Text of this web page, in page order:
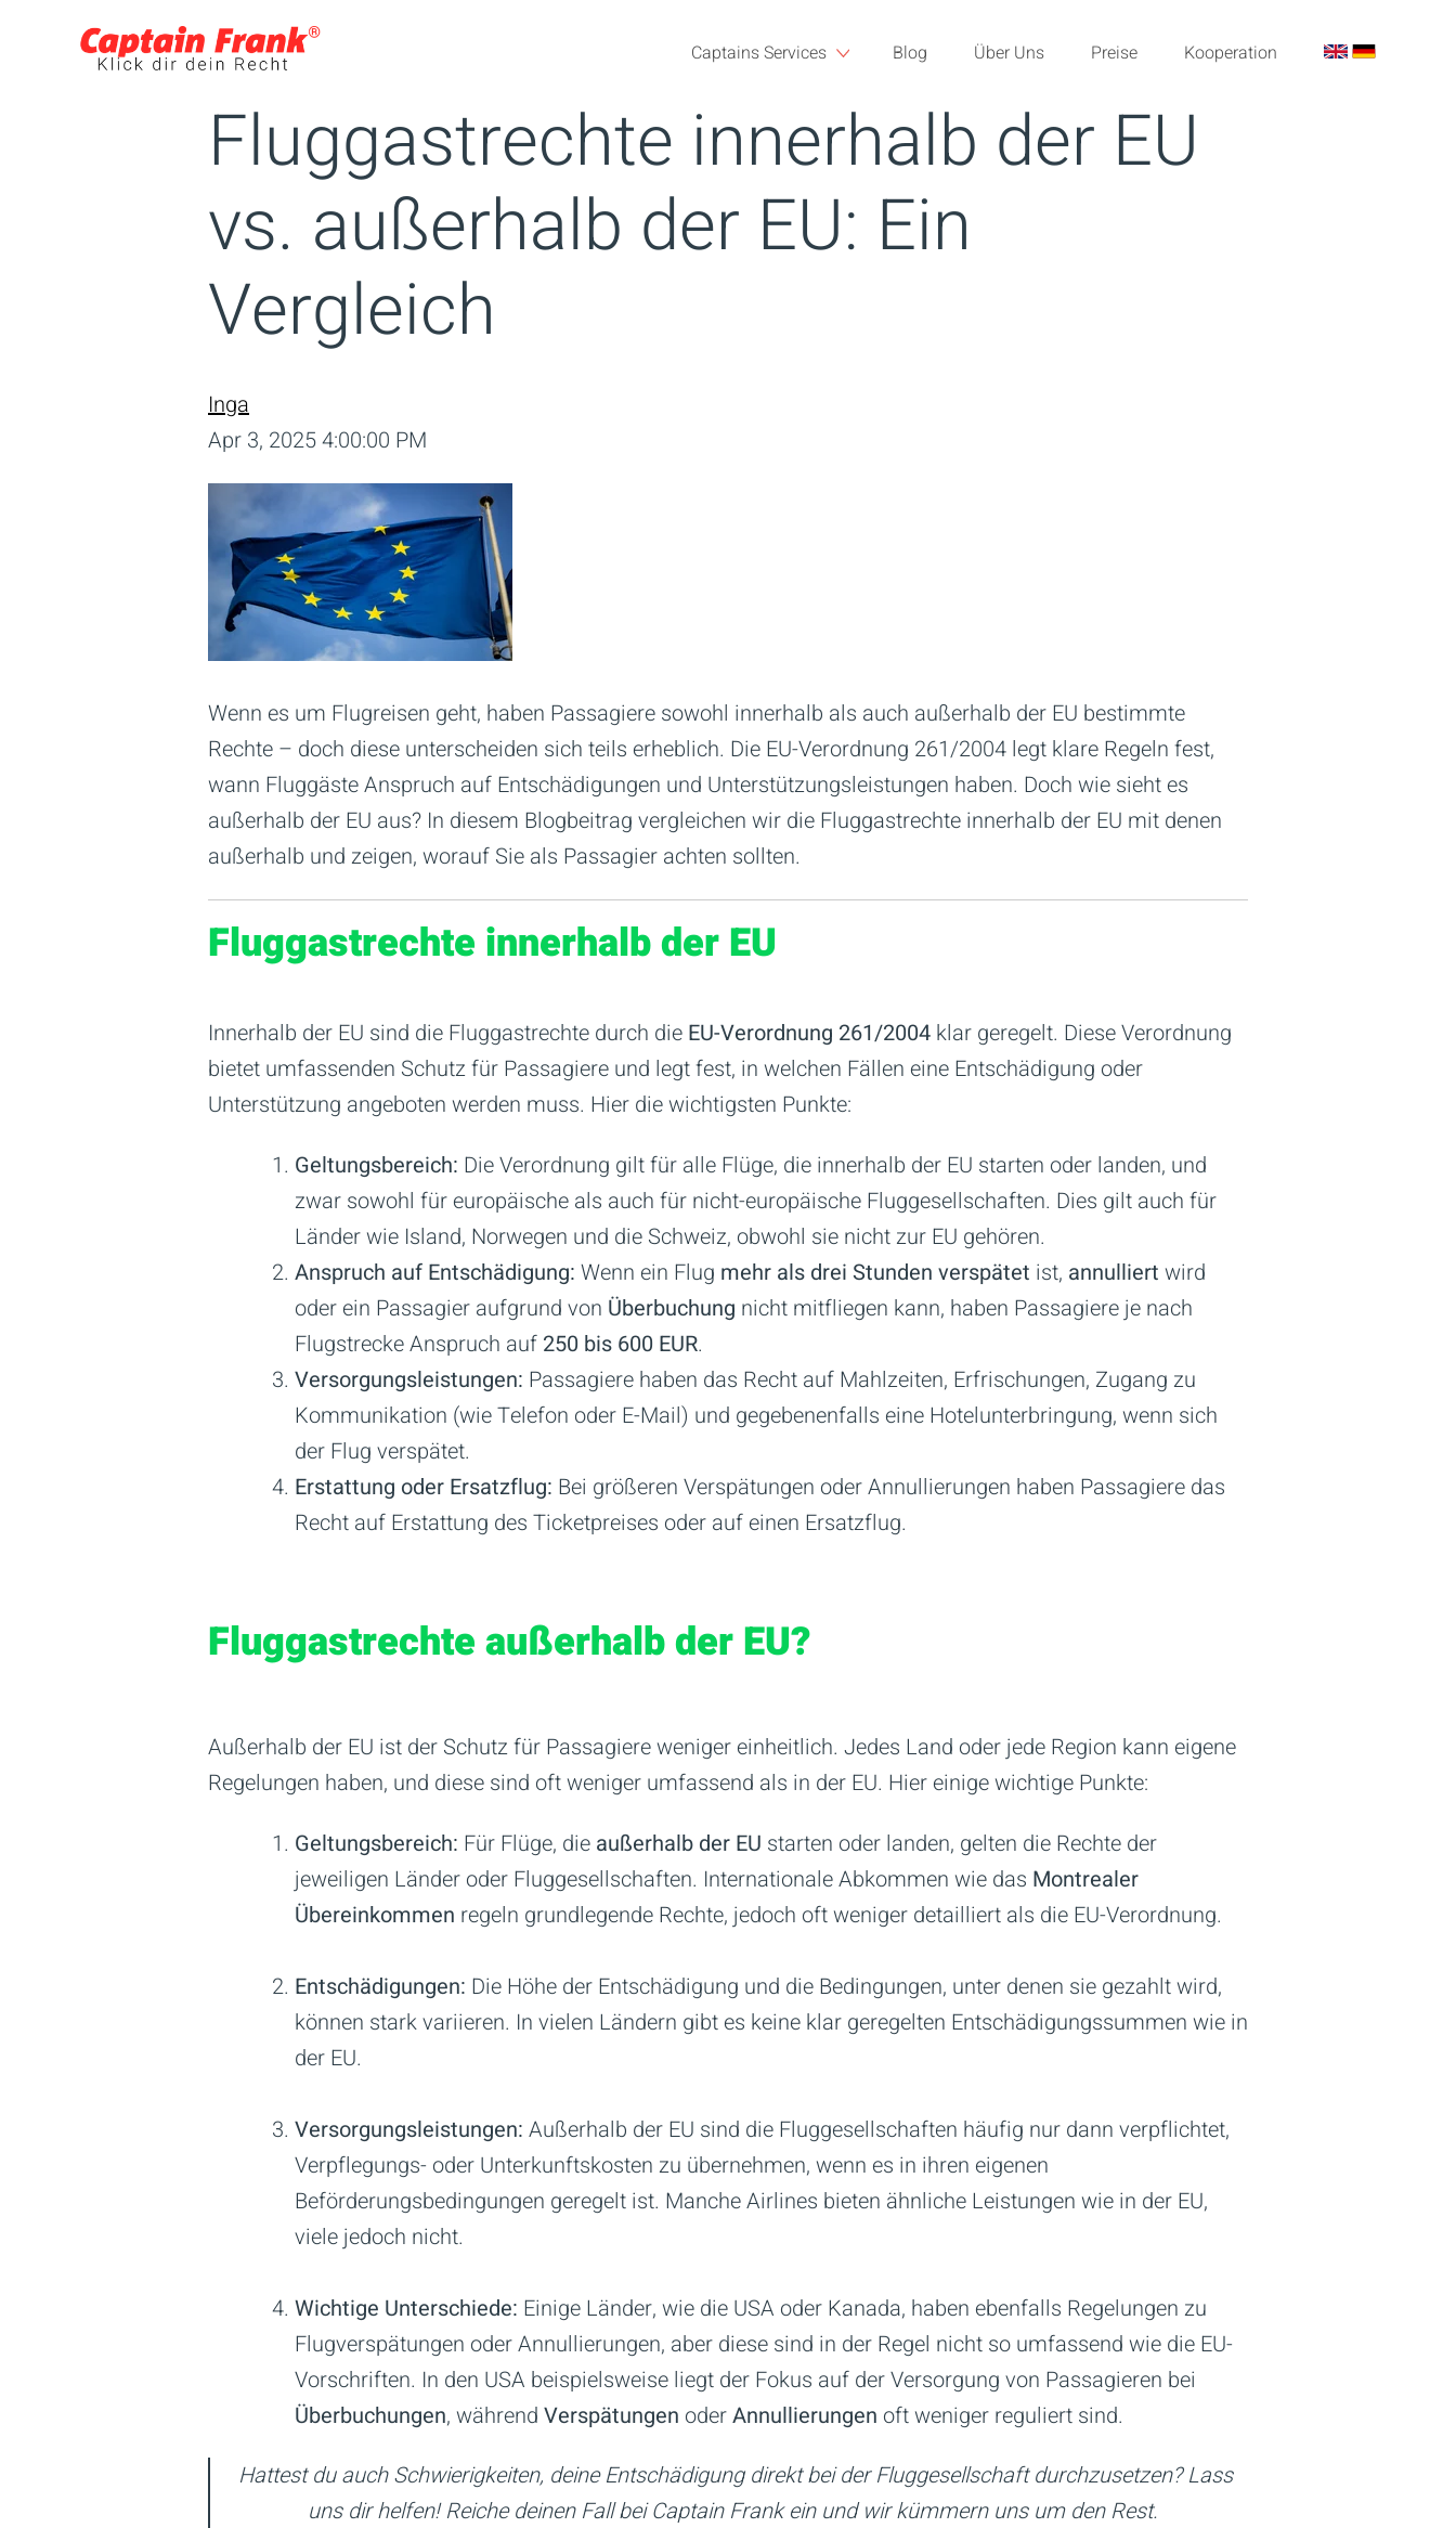
Captains Services Blog Über Uns Preise Kooperation
Fluggastrechte innerhalb der EU
vs. außerhalb der EU: Ein
Vergleich
Inga
Apr 3, 2025 4:00:00 PM
Wenn es um Flugreisen geht, haben Passagiere sowohl innerhalb als auch außerhalb der EU bestimmte
Rechte – doch diese unterscheiden sich teils erheblich. Die EU-Verordnung 261/2004 legt klare Regeln fest,
wann Fluggäste Anspruch auf Entschädigungen und Unterstützungsleistungen haben. Doch wie sieht es
außerhalb der EU aus? In diesem Blogbeitrag vergleichen wir die Fluggastrechte innerhalb der EU mit denen
außerhalb und zeigen, worauf Sie als Passagier achten sollten.
Fluggastrechte innerhalb der EU
Innerhalb der EU sind die Fluggastrechte durch die EU-Verordnung 261/2004 klar geregelt. Diese Verordnung
bietet umfassenden Schutz für Passagiere und legt fest, in welchen Fällen eine Entschädigung oder
Unterstützung angeboten werden muss. Hier die wichtigsten Punkte:
Geltungsbereich: Die Verordnung gilt für alle Flüge, die innerhalb der EU starten oder landen, und
zwar sowohl für europäische als auch für nicht-europäische Fluggesellschaften. Dies gilt auch für
Länder wie Island, Norwegen und die Schweiz, obwohl sie nicht zur EU gehören.
Anspruch auf Entschädigung: Wenn ein Flug mehr als drei Stunden verspätet ist, annulliert wird
oder ein Passagier aufgrund von Überbuchung nicht mitfliegen kann, haben Passagiere je nach
Flugstrecke Anspruch auf 250 bis 600 EUR.
Versorgungsleistungen: Passagiere haben das Recht auf Mahlzeiten, Erfrischungen, Zugang zu
Kommunikation (wie Telefon oder E-Mail) und gegebenenfalls eine Hotelunterbringung, wenn sich
der Flug verspätet.
Erstattung oder Ersatzflug: Bei größeren Verspätungen oder Annullierungen haben Passagiere das
Recht auf Erstattung des Ticketpreises oder auf einen Ersatzflug.
Fluggastrechte außerhalb der EU?
Außerhalb der EU ist der Schutz für Passagiere weniger einheitlich. Jedes Land oder jede Region kann eigene
Regelungen haben, und diese sind oft weniger umfassend als in der EU. Hier einige wichtige Punkte:
Geltungsbereich: Für Flüge, die außerhalb der EU starten oder landen, gelten die Rechte der
jeweiligen Länder oder Fluggesellschaften. Internationale Abkommen wie das Montrealer
Übereinkommen regeln grundlegende Rechte, jedoch oft weniger detailliert als die EU-Verordnung.
Entschädigungen: Die Höhe der Entschädigung und die Bedingungen, unter denen sie gezahlt wird,
können stark variieren. In vielen Ländern gibt es keine klar geregelten Entschädigungssummen wie in
der EU.
Versorgungsleistungen: Außerhalb der EU sind die Fluggesellschaften häufig nur dann verpflichtet,
Verpflegungs- oder Unterkunftskosten zu übernehmen, wenn es in ihren eigenen
Beförderungsbedingungen geregelt ist. Manche Airlines bieten ähnliche Leistungen wie in der EU,
viele jedoch nicht.
Wichtige Unterschiede: Einige Länder, wie die USA oder Kanada, haben ebenfalls Regelungen zu
Flugverspätungen oder Annullierungen, aber diese sind in der Regel nicht so umfassend wie die EU-
Vorschriften. In den USA beispielsweise liegt der Fokus auf der Versorgung von Passagieren bei
Überbuchungen, während Verspätungen oderAnnullierungen oft weniger reguliert sind.
Hattest du auch Schwierigkeiten, deine Entschädigung direkt bei der Fluggesellschaft durchzusetzen? Lass
uns dir helfen! Reiche deinen Fall bei Captain Frank ein und wir kümmern uns um den Rest.